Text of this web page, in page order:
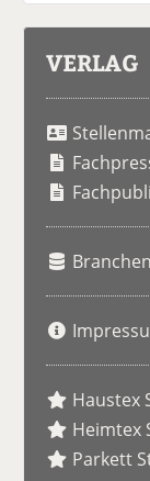
VERLAG
Haustex
Heimtex
Parkett